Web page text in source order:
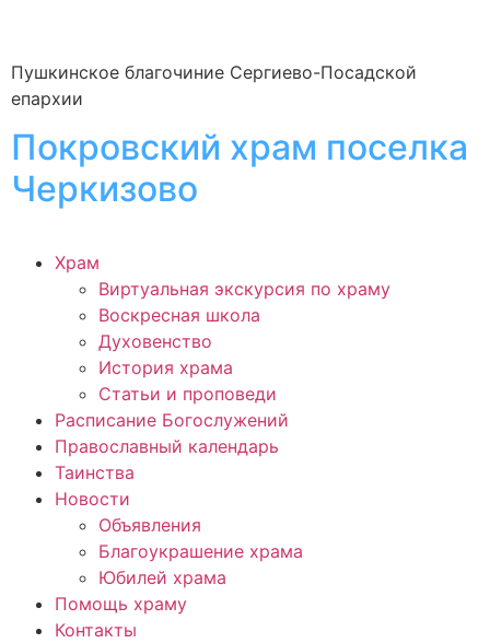
Пушкинское благочиние Сергиево-Посадской
епархии
Покровский храм поселка
Черкизово
Храм
Виртуальная экскурсия по храму
Воскресная школа
Духовенство
История храма
Статьи и проповеди
Расписание Богослужений
Православный календарь
Таинства
Новости
Объявления
Благоукрашение храма
Юбилей храма
Помощь храму
Контакты